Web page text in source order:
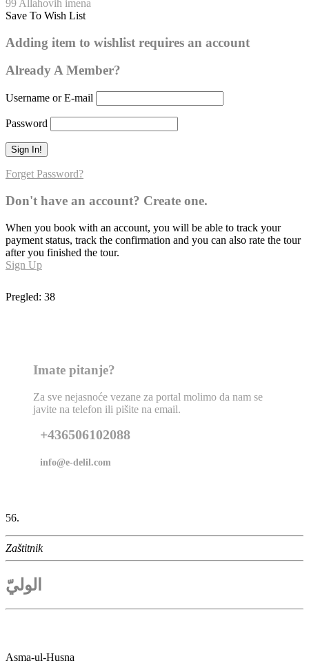
El-Velijj
0
99 Allahovih imena
Save To Wish List
Adding item to wishlist requires an account
Already A Member?
Username or E-mail
Password
Forget Password?
Don't have an account? Create one.
When you book with an account, you will be able to track your
payment status, track the confirmation and you can also rate the tour
after you finished the tour.
Sign Up
Pregled: 38
Imate pitanje?
Za sve nejasnoće vezane za portal molimo da nam se
javite na telefon ili pišite na email.
+436506102088
info@e-delil.com
56.
Zaštitnik
الوليّ
Asma-ul-Husna